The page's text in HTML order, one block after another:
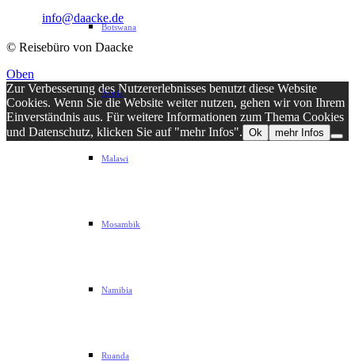
Botswana
Kenia
Malawi
Mosambik
Namibia
Ruanda
info@daacke.de
© Reisebüro von Daacke
Oben
Zur Verbesserung des Nutzererlebnisses benutzt diese Website
Cookies. Wenn Sie die Website weiter nutzen, gehen wir von Ihrem
Einverständnis aus. Für weitere Informationen zum Thema Cookies
und Datenschutz, klicken Sie auf "mehr Infos". Ok mehr Infos